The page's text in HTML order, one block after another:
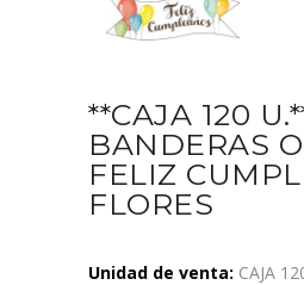
**CAJA 120
BANDERAS
FELIZ
FLORES
Unidad de venta: CAJA